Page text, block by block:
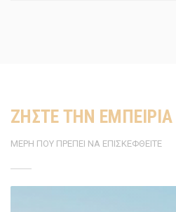
ΖΗΣΤΕ ΤΗΝ ΕΜΠΕΙΡΙΑ
ΜΕΡΗ ΠΟΥ ΠΡΕΠΕΙ ΝΑ ΕΠΙΣΚΕΦΘΕΙΤΕ